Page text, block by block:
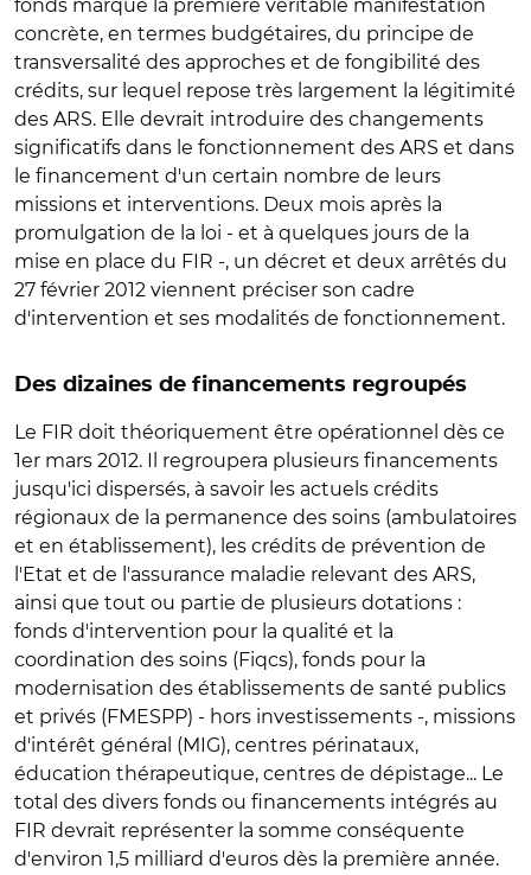
fonds marque la première véritable manifestation
concrète, en termes budgétaires, du principe de
transversalité des approches et de fongibilité des
crédits, sur lequel repose très largement la légitimité
des ARS. Elle devrait introduire des changements
significatifs dans le fonctionnement des ARS et dans
le financement d'un certain nombre de leurs
missions et interventions. Deux mois après la
promulgation de la loi - et à quelques jours de la
mise en place du FIR -, un décret et deux arrêtés du
27 février 2012 viennent préciser son cadre
d'intervention et ses modalités de fonctionnement.
Des dizaines de financements regroupés
Le FIR doit théoriquement être opérationnel dès ce
1er mars 2012. Il regroupera plusieurs financements
jusqu'ici dispersés, à savoir les actuels crédits
régionaux de la permanence des soins (ambulatoires
et en établissement), les crédits de prévention de
l'Etat et de l'assurance maladie relevant des ARS,
ainsi que tout ou partie de plusieurs dotations :
fonds d'intervention pour la qualité et la
coordination des soins (Fiqcs), fonds pour la
modernisation des établissements de santé publics
et privés (FMESPP) - hors investissements -, missions
d'intérêt général (MIG), centres périnataux,
éducation thérapeutique, centres de dépistage... Le
total des divers fonds ou financements intégrés au
FIR devrait représenter la somme conséquente
d'environ 1,5 milliard d'euros dès la première année.